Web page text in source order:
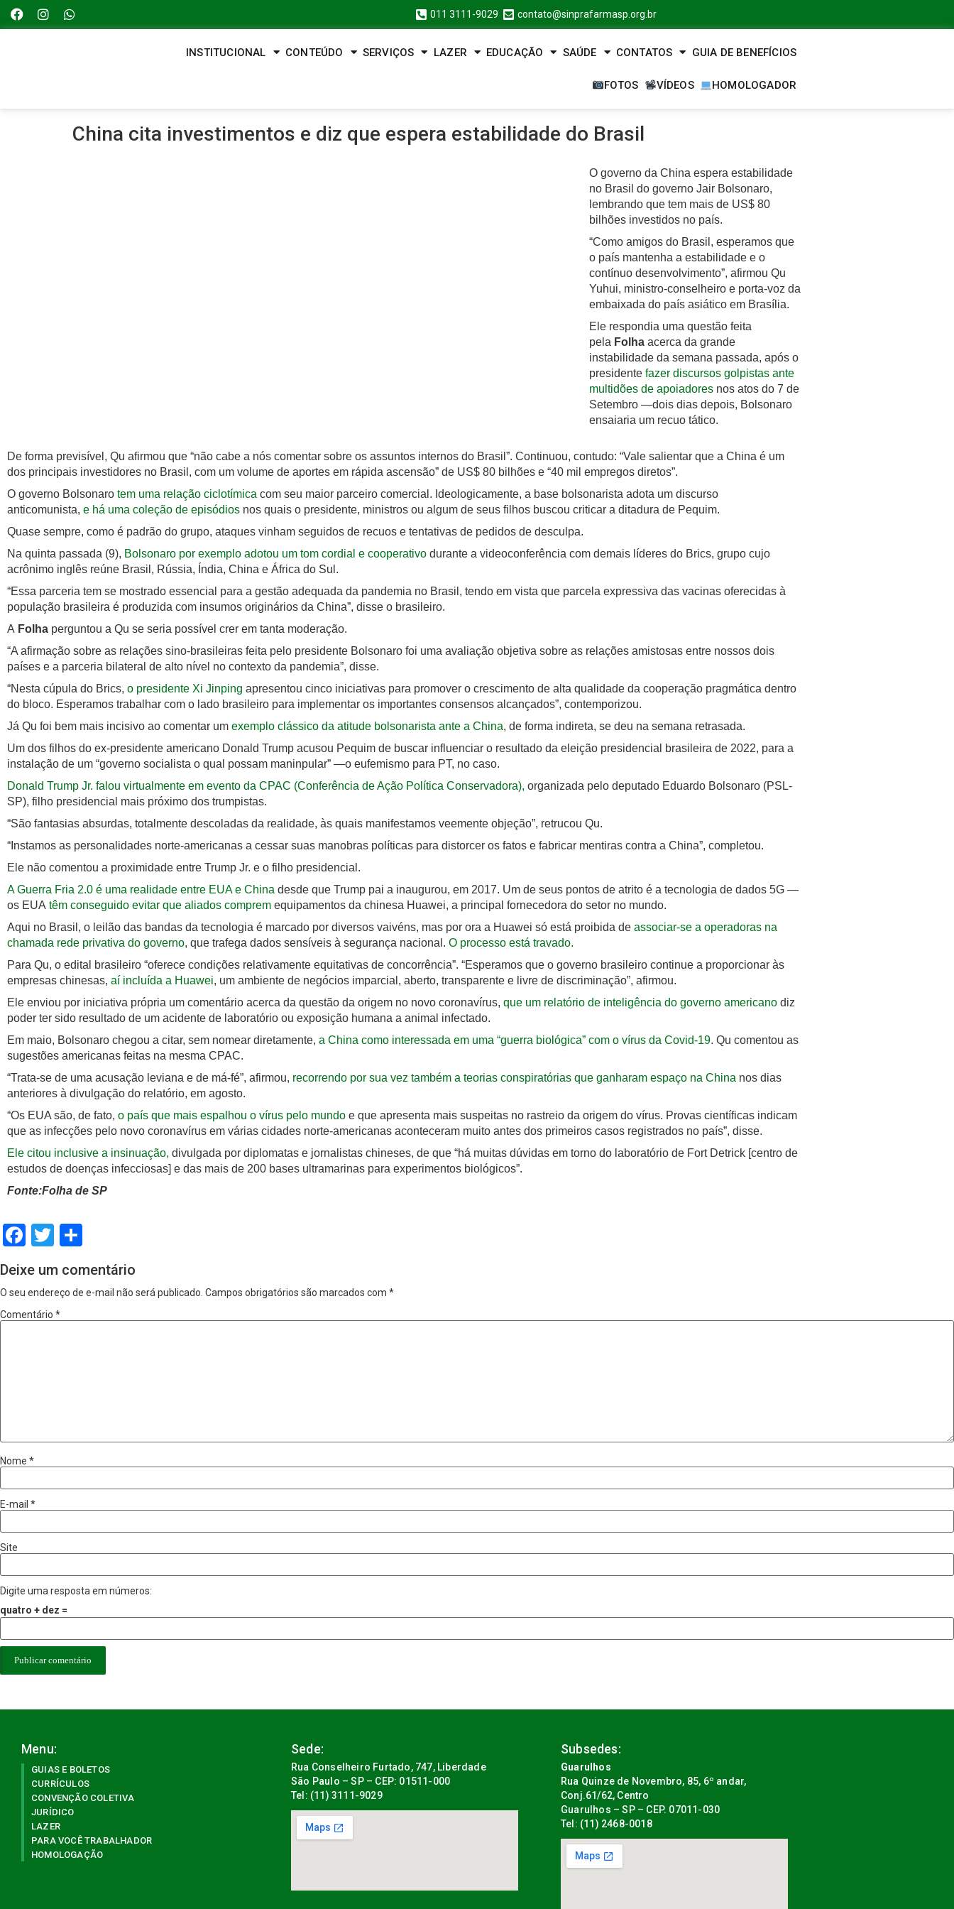
011 3111-9029 contato@sinprafarmasp.org.br
INSTITUCIONAL CONTEÚDO SERVIÇOS LAZER EDUCAÇÃO SAÚDE CONTATOS GUIA DE BENEFÍCIOS
FOTOS VÍDEOS HOMOLOGADOR
China cita investimentos e diz que espera estabilidade do Brasil
O governo da China espera estabilidade
no Brasil do governo Jair Bolsonaro,
lembrando que tem mais de US$ 80
bilhões investidos no país.
“Como amigos do Brasil, esperamos que
o país mantenha a estabilidade e o
contínuo desenvolvimento”, afirmou Qu
Yuhui, ministro-conselheiro e porta-voz da
embaixada do país asiático em Brasília.
Ele respondia uma questão feita
pela Folha acerca da grande
instabilidade da semana passada, após o
presidente fazer discursos golpistas ante
multidões de apoiadores nos atos do 7 de
Setembro —dois dias depois, Bolsonaro
ensaiaria um recuo tático.
De forma previsível, Qu afirmou que “não cabe a nós comentar sobre os assuntos internos do Brasil”. Continuou, contudo: “Vale salientar que a China é um
dos principais investidores no Brasil, com um volume de aportes em rápida ascensão” de US$ 80 bilhões e “40 mil empregos diretos”.
O governo Bolsonaro tem uma relação ciclotímica com seu maior parceiro comercial. Ideologicamente, a base bolsonarista adota um discurso
anticomunista, e há uma coleção de episódios nos quais o presidente, ministros ou algum de seus filhos buscou criticar a ditadura de Pequim.
Quase sempre, como é padrão do grupo, ataques vinham seguidos de recuos e tentativas de pedidos de desculpa.
Na quinta passada (9), Bolsonaro por exemplo adotou um tom cordial e cooperativo durante a videoconferência com demais líderes do Brics, grupo cujo
acrônimo inglês reúne Brasil, Rússia, Índia, China e África do Sul.
“Essa parceria tem se mostrado essencial para a gestão adequada da pandemia no Brasil, tendo em vista que parcela expressiva das vacinas oferecidas à
população brasileira é produzida com insumos originários da China”, disse o brasileiro.
A Folha perguntou a Qu se seria possível crer em tanta moderação.
“A afirmação sobre as relações sino-brasileiras feita pelo presidente Bolsonaro foi uma avaliação objetiva sobre as relações amistosas entre nossos dois
países e a parceria bilateral de alto nível no contexto da pandemia”, disse.
“Nesta cúpula do Brics, o presidente Xi Jinping apresentou cinco iniciativas para promover o crescimento de alta qualidade da cooperação pragmática dentro
do bloco. Esperamos trabalhar com o lado brasileiro para implementar os importantes consensos alcançados”, contemporizou.
Já Qu foi bem mais incisivo ao comentar um exemplo clássico da atitude bolsonarista ante a China, de forma indireta, se deu na semana retrasada.
Um dos filhos do ex-presidente americano Donald Trump acusou Pequim de buscar influenciar o resultado da eleição presidencial brasileira de 2022, para a
instalação de um “governo socialista o qual possam maninpular” —o eufemismo para PT, no caso.
Donald Trump Jr. falou virtualmente em evento da CPAC (Conferência de Ação Política Conservadora), organizada pelo deputado Eduardo Bolsonaro (PSL-
SP), filho presidencial mais próximo dos trumpistas.
“São fantasias absurdas, totalmente descoladas da realidade, às quais manifestamos veemente objeção”, retrucou Qu.
“Instamos as personalidades norte-americanas a cessar suas manobras políticas para distorcer os fatos e fabricar mentiras contra a China”, completou.
Ele não comentou a proximidade entre Trump Jr. e o filho presidencial.
A Guerra Fria 2.0 é uma realidade entre EUA e China desde que Trump pai a inaugurou, em 2017. Um de seus pontos de atrito é a tecnologia de dados 5G —
os EUA têm conseguido evitar que aliados comprem equipamentos da chinesa Huawei, a principal fornecedora do setor no mundo.
Aqui no Brasil, o leilão das bandas da tecnologia é marcado por diversos vaivéns, mas por ora a Huawei só está proibida de associar-se a operadoras na
chamada rede privativa do governo, que trafega dados sensíveis à segurança nacional. O processo está travado.
Para Qu, o edital brasileiro “oferece condições relativamente equitativas de concorrência”. “Esperamos que o governo brasileiro continue a proporcionar às
empresas chinesas, aí incluída a Huawei, um ambiente de negócios imparcial, aberto, transparente e livre de discriminação”, afirmou.
Ele enviou por iniciativa própria um comentário acerca da questão da origem no novo coronavírus, que um relatório de inteligência do governo americano diz
poder ter sido resultado de um acidente de laboratório ou exposição humana a animal infectado.
Em maio, Bolsonaro chegou a citar, sem nomear diretamente, a China como interessada em uma “guerra biológica” com o vírus da Covid-19. Qu comentou as
sugestões americanas feitas na mesma CPAC.
“Trata-se de uma acusação leviana e de má-fé”, afirmou, recorrendo por sua vez também a teorias conspiratórias que ganharam espaço na China nos dias
anteriores à divulgação do relatório, em agosto.
“Os EUA são, de fato, o país que mais espalhou o vírus pelo mundo e que apresenta mais suspeitas no rastreio da origem do vírus. Provas científicas indicam
que as infecções pelo novo coronavírus em várias cidades norte-americanas aconteceram muito antes dos primeiros casos registrados no país”, disse.
Ele citou inclusive a insinuação, divulgada por diplomatas e jornalistas chineses, de que “há muitas dúvidas em torno do laboratório de Fort Detrick [centro de
estudos de doenças infecciosas] e das mais de 200 bases ultramarinas para experimentos biológicos”.
Fonte:Folha de SP
Facebook
Twitter
Deixe um comentário
O seu endereço de e-mail não será publicado. Campos obrigatórios são marcados com *
Comentário *
Nome *
E-mail *
Site
Digite uma resposta em números:
quatro + dez =
Menu:
GUIAS E BOLETOS
CURRÍCULOS
CONVENÇÃO COLETIVA
JURÍDICO
LAZER
PARA VOCÊ TRABALHADOR
HOMOLOGAÇÃO
Sede:
Rua Conselheiro Furtado, 747, Liberdade
São Paulo – SP – CEP: 01511-000
Tel: (11) 3111-9029
Subsedes:
Guarulhos
Rua Quinze de Novembro, 85, 6º andar,
Conj.61/62, Centro
Guarulhos – SP – CEP. 07011-030
Tel: (11) 2468-0018